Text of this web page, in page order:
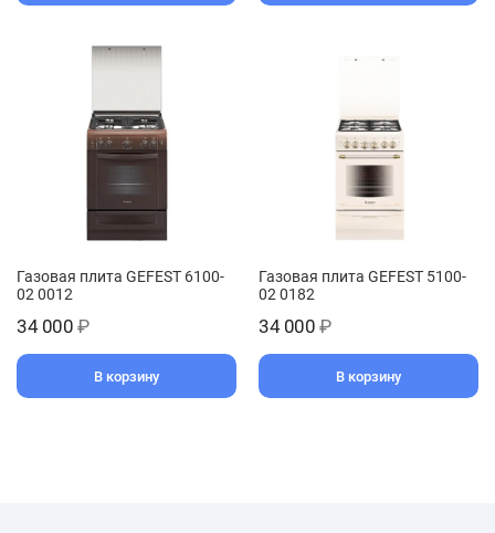
Газовая плита GEFEST 6100-
02 0012
34 000 ₽
В корзину
Газовая плита GEFEST 5100-
02 0182
34 000 ₽
В корзину